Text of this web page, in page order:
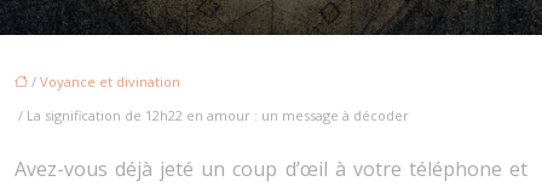
/ Voyance et divination
/ La signification de 12h22 en amour : un message à décoder
Avez-vous déjà jeté un coup d’œil à votre téléphone et